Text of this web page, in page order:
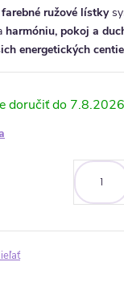
farebné ružové lístky
harmóniu, pokoj a
energetických
7.8.2026